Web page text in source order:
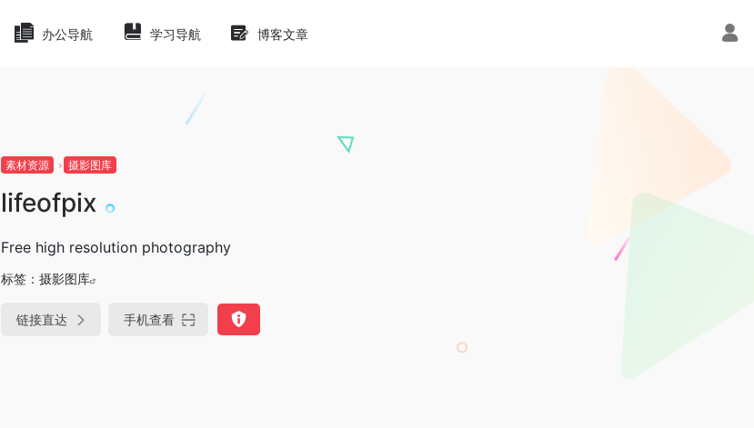
办公导航 学习导航 博客文章
素材资源 摄影图库
lifeofpix
Free high resolution photography
标签： 摄影图库
链接直达 手机查看